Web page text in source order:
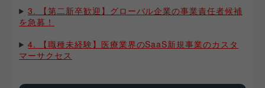
3. 【第二新卒歓迎】グローバル企業の事業責任者候補
を急募！
4. 【職種未経験】医療業界のSaaS新規事業のカスタ
マーサクセス